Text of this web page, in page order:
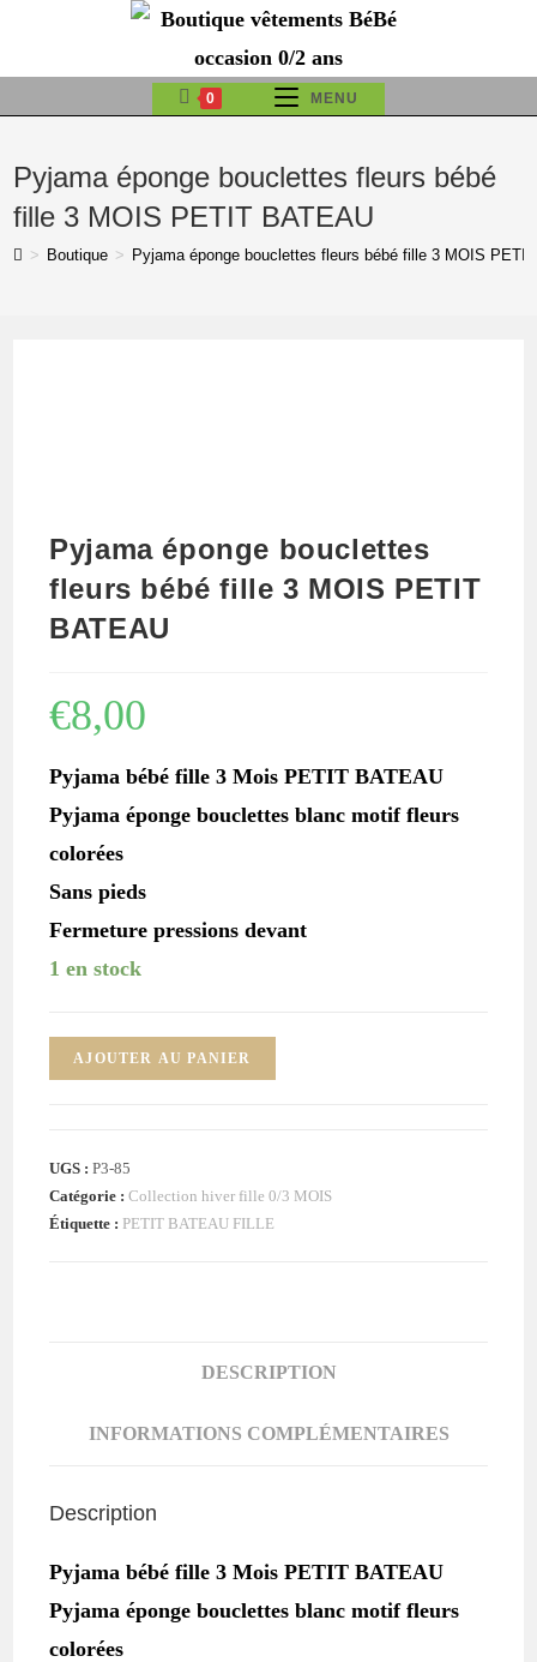
content
0 MENU
Pyjama éponge bouclettes fleurs bébé
fille 3 MOIS PETIT BATEAU
> Boutique > Pyjama éponge bouclettes fleurs bébé fille 3 MOIS
Pyjama éponge bouclettes
fleurs bébé fille 3 MOIS PETIT
BATEAU
€8,00
Pyjama bébé fille 3 Mois PETIT BATEAU
Pyjama éponge bouclettes blanc motif fleurs
colorées
Sans pieds
Fermeture pressions devant
1 en stock
quantité
de
bouclettes
fleurs
bébé
AJOUTER AU PANIER
UGS :P3-85
Catégorie :Collection hiver fille 0/3 MOIS
Étiquette : PETIT BATEAU FILLE
DESCRIPTION
INFORMATIONS COMPLÉMENTAIRES
Description
Pyjama bébé fille 3 Mois PETIT BATEAU
Pyjama éponge bouclettes blanc motif fleurs
colorées